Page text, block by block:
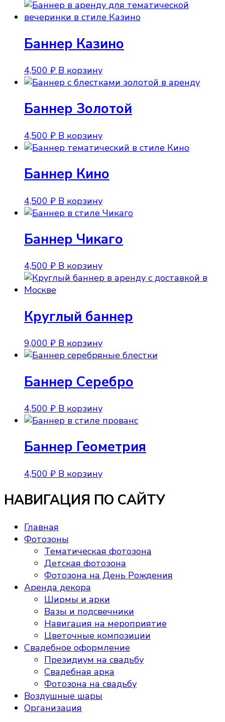
Баннер Казино
4,500 ₽ В корзину
Баннер Золотой
4,500 ₽ В корзину
Баннер Кино
4,500 ₽ В корзину
Баннер Чикаго
4,500 ₽ В корзину
Круглый баннер
9,000 ₽ В корзину
Баннер Серебро
4,500 ₽ В корзину
Баннер Геометрия
4,500 ₽ В корзину
НАВИГАЦИЯ ПО САЙТУ
Главная
Фотозоны
Тематическая фотозона
Детская фотозона
Фотозона на День Рождения
Аренда декора
Ширмы и арки
Вазы и подсвечники
Навигация на мероприятие
Цветочные композиции
Свадебное оформление
Президиум на свадьбу
Свадебная арка
Фотозона на свадьбу
Воздушные шары
Организация